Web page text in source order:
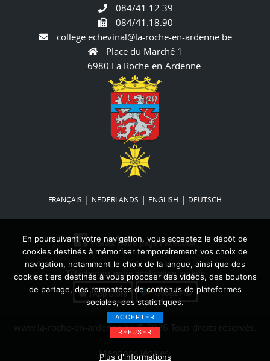
En poursuivant votre navigation, vous acceptez le dépôt de
cookies destinés à mémoriser temporairement vos choix de
navigation, notamment le choix de la langue, ainsi que des
cookies tiers destinés à vous proposer des vidéos, des boutons
de partage, des remontées de contenus de plateformes
sociales, des statistiques.
ACCEPTER
REFUSER
Plus d'informations
084/41.12.39
084/41.18.90
college.echevinal@la-roche-en-ardenne.be
Place du Marché 1
6980 La Roche-en-Ardenne
FRANÇAIS | NEDERLANDS | ENGLISH | DEUTSCH
Visitez notre page Facebook
Téléchargez notre application mobile
www.la-roche-en-ardenne.be © 2026 Tous droits réservés.
Mentions légales